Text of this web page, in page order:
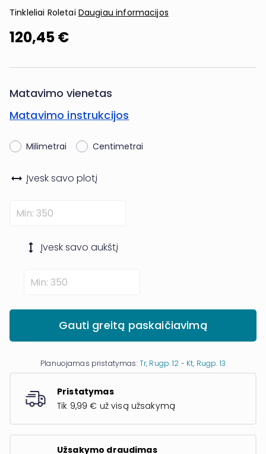
Tinkleliai Roletai Daugiau informacijos
120,45 €
Matavimo vienetas
Matavimo instrukcijos
Milimetrai Centimetrai
Įvesk savo plotį
Įvesk savo aukštį
Gauti greitą paskaičiavimą
Planuojamas pristatymas:Tr, Rugp. 12 - Kt, Rugp. 13
Pristatymas
Tik 9,99 € už visą užsakymą
Užsakymo draudimas